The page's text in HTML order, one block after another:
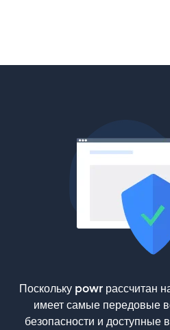
Поскольку powr рассчитан
имеет самые передовые
безопасности и доступные